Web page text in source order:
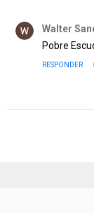
Walter
Pobre
RESPONDER